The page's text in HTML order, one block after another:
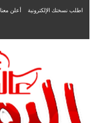
اطلب نسختك الإلكترونية أعلن معنا